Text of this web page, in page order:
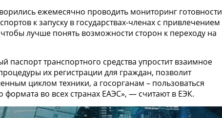
ежемесячно проводить мониторинг готовности
к запуску в государствах-членах с привлечением
лучше понять возможности сторон к переходу на
транспортного средства упростит взаимное
их регистрации для граждан, позволит
циклом техники, а госорганам – пользоваться
во всех странах ЕАЭС», — считают в ЕЭК.